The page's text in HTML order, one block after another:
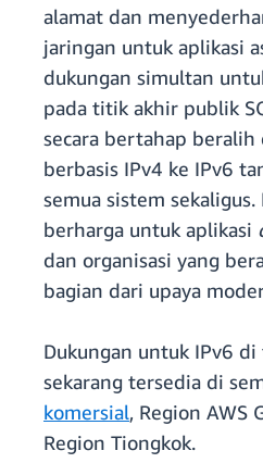
alamat dan
jaringan untuk aplikasi
dukungan simultan
pada titik akhir publik
secara bertahap
berbasis IPv4 ke IPv6
semua sistem
berharga untuk aplikasi
dan organisasi yang
bagian dari upaya
Dukungan untuk IPv6
sekarang tersedia di
komersial, Region AWS
Region Tiongkok.